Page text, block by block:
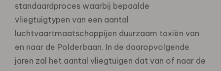
standaardproces waarbij bepaalde
vliegtuigtypen van een aantal
luchtvaartmaatschappijen duurzaam taxiën van
en naar de Polderbaan. In de daaropvolgende
jaren zal het aantal vliegtuigen dat van of naar de